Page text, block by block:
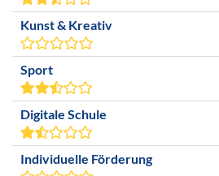
Kunst & Kreativ
Sport
Digitale Schule
Individuelle Förderung